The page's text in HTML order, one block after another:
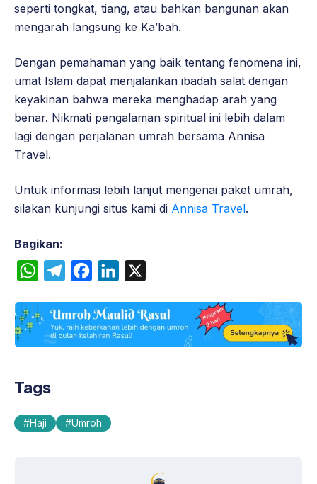
seperti tongkat, tiang, atau bahkan bangunan akan
mengarah langsung ke Ka’bah.
Dengan pemahaman yang baik tentang fenomena ini,
umat Islam dapat menjalankan ibadah salat dengan
keyakinan bahwa mereka menghadap arah yang
benar. Nikmati pengalaman spiritual ini lebih dalam
lagi dengan perjalanan umrah bersama Annisa
Travel.
Untuk informasi lebih lanjut mengenai paket umrah,
silakan kunjungi situs kami di Annisa Travel.
Bagikan:
W
a
p
p
l
e
m
c
e
k
n
k
Tags
Haji Umroh